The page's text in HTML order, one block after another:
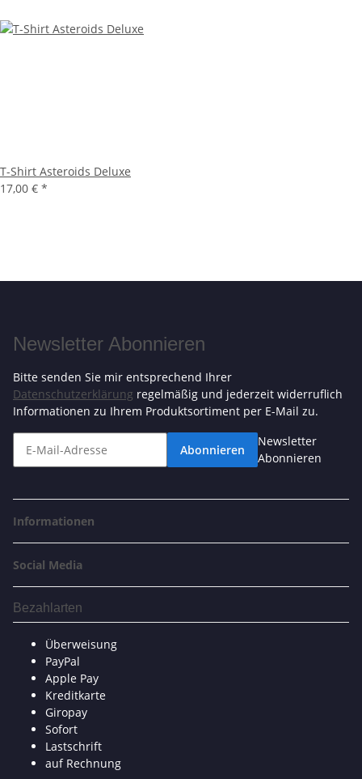
T-Shirt Asteroids Deluxe
17,00 € *
Newsletter Abonnieren
Bitte senden Sie mir entsprechend Ihrer
Datenschutzerklärung regelmäßig und jederzeit widerruflich
Informationen zu Ihrem Produktsortiment per E-Mail zu.
Abonnieren
Newsletter
Abonnieren
Informationen
Social Media
Bezahlarten
Überweisung
PayPal
Apple Pay
Kreditkarte
Giropay
Sofort
Lastschrift
auf Rechnung